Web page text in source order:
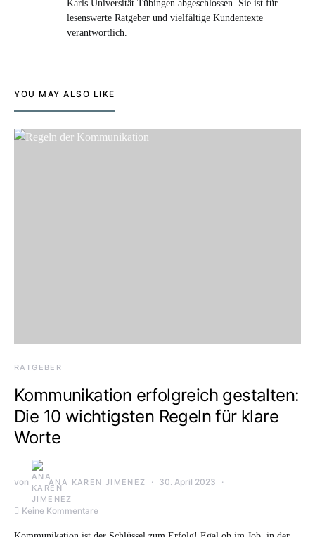
Karls Universität Tübingen abgeschlossen. Sie ist für
lesenswerte Ratgeber und vielfältige Kundentexte
verantwortlich.
YOU MAY ALSO LIKE
RATGEBER
Kommunikation erfolgreich gestalten:
Die 10 wichtigsten Regeln für klare
Worte
von ANA KAREN JIMENEZ 30. April 2023
Keine Kommentare